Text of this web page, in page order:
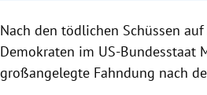
Minnesota mutmaßlich
erschossen.
Ein weiterer Abgeordneter und
verletzt, während die Fahndung
Nach den tödlichen Schüssen
Demokraten im US-Bundesstaat
großangelegte Fahndung nach